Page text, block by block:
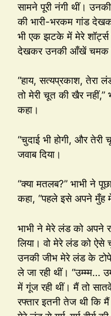
सामने पूरी नंगी थीं।
की भारी-भरकम गांड
भी एक झटके में मेरे
देखकर उनकी आँखें चमक
“हाय, सत्यप्रकाश, तेरा
तो मेरी चूत की खैर
कहा।
“चुदाई भी होगी, और तेरी
जवाब दिया।
“क्या मतलब?” भाभी ने
कहा, “पहले इसे अपने मुँह
भाभी ने मेरे लंड को अपने
लिया। वो मेरे लंड को ऐसे
उनकी जीभ मेरे लंड के
ले जा रही थीं। “उम्म्म…
में गूंज रही थीं। मैं तो
रफ्तार इतनी तेज थी कि